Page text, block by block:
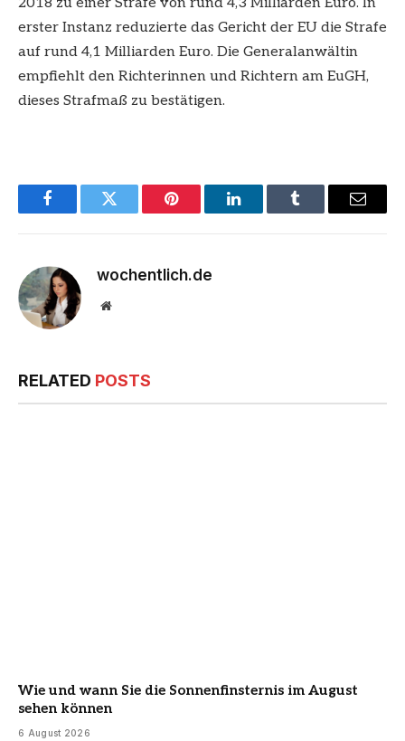
erster Instanz reduzierte das Gericht der EU die Strafe
auf rund 4,1 Milliarden Euro. Die Generalanwältin
empfiehlt den Richterinnen und Richtern am EuGH,
dieses Strafmaß zu bestätigen.
FacebookTwitter Pinterest LinkedInTumblr Email
wochentlich.de
Website
RELATED POSTS
Wie und wann Sie die Sonnenfinsternis im August
sehen können
6 August 2026